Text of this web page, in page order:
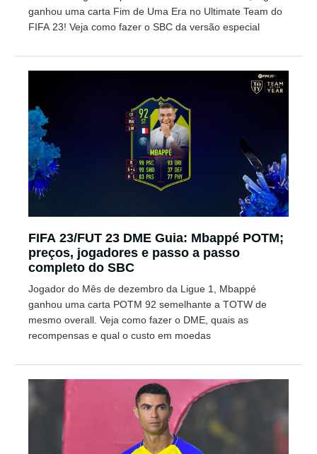
ganhou uma carta Fim de Uma Era no Ultimate Team do
FIFA 23! Veja como fazer o SBC da versão especial
FIFA 23/FUT 23 DME Guia: Mbappé POTM;
preços, jogadores e passo a passo
completo do SBC
Jogador do Mês de dezembro da Ligue 1, Mbappé
ganhou uma carta POTM 92 semelhante a TOTW de
mesmo overall. Veja como fazer o DME, quais as
recompensas e qual o custo em moedas